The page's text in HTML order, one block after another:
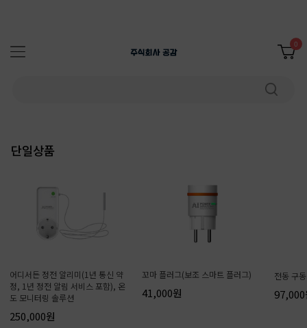
0
단일상품
어디서든 정전 알리미(1년 통신 약
정, 1년 정전 알림 서비스 포함), 온
도 모니터링 솔루션
250,000원
꼬마 플러그(보조 스마트 플러그)
41,000원
전동 구